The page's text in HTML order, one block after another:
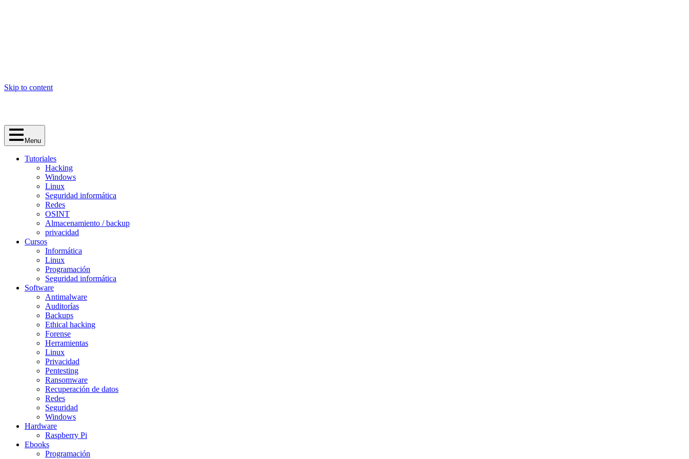
Skip to content
Menu
Tutoriales
Hacking
Windows
Linux
Seguridad informática
Redes
OSINT
Almacenamiento / backup
privacidad
Cursos
Informática
Linux
Programación
Seguridad informática
Software
Antimalware
Auditorías
Backups
Ethical hacking
Forense
Herramientas
Linux
Privacidad
Pentesting
Ransomware
Recuperación de datos
Redes
Seguridad
Windows
Hardware
Raspberry Pi
Ebooks
Programación